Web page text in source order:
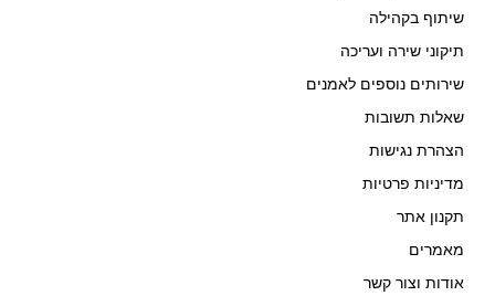
שיתוף בקהילה
תיקוני שירה ועריכה
שירותים נוספים לאמנים
שאלות תשובות
הצהרת נגישות
מדיניות פרטיות
תקנון אתר
מאמרים
אודות וצור קשר